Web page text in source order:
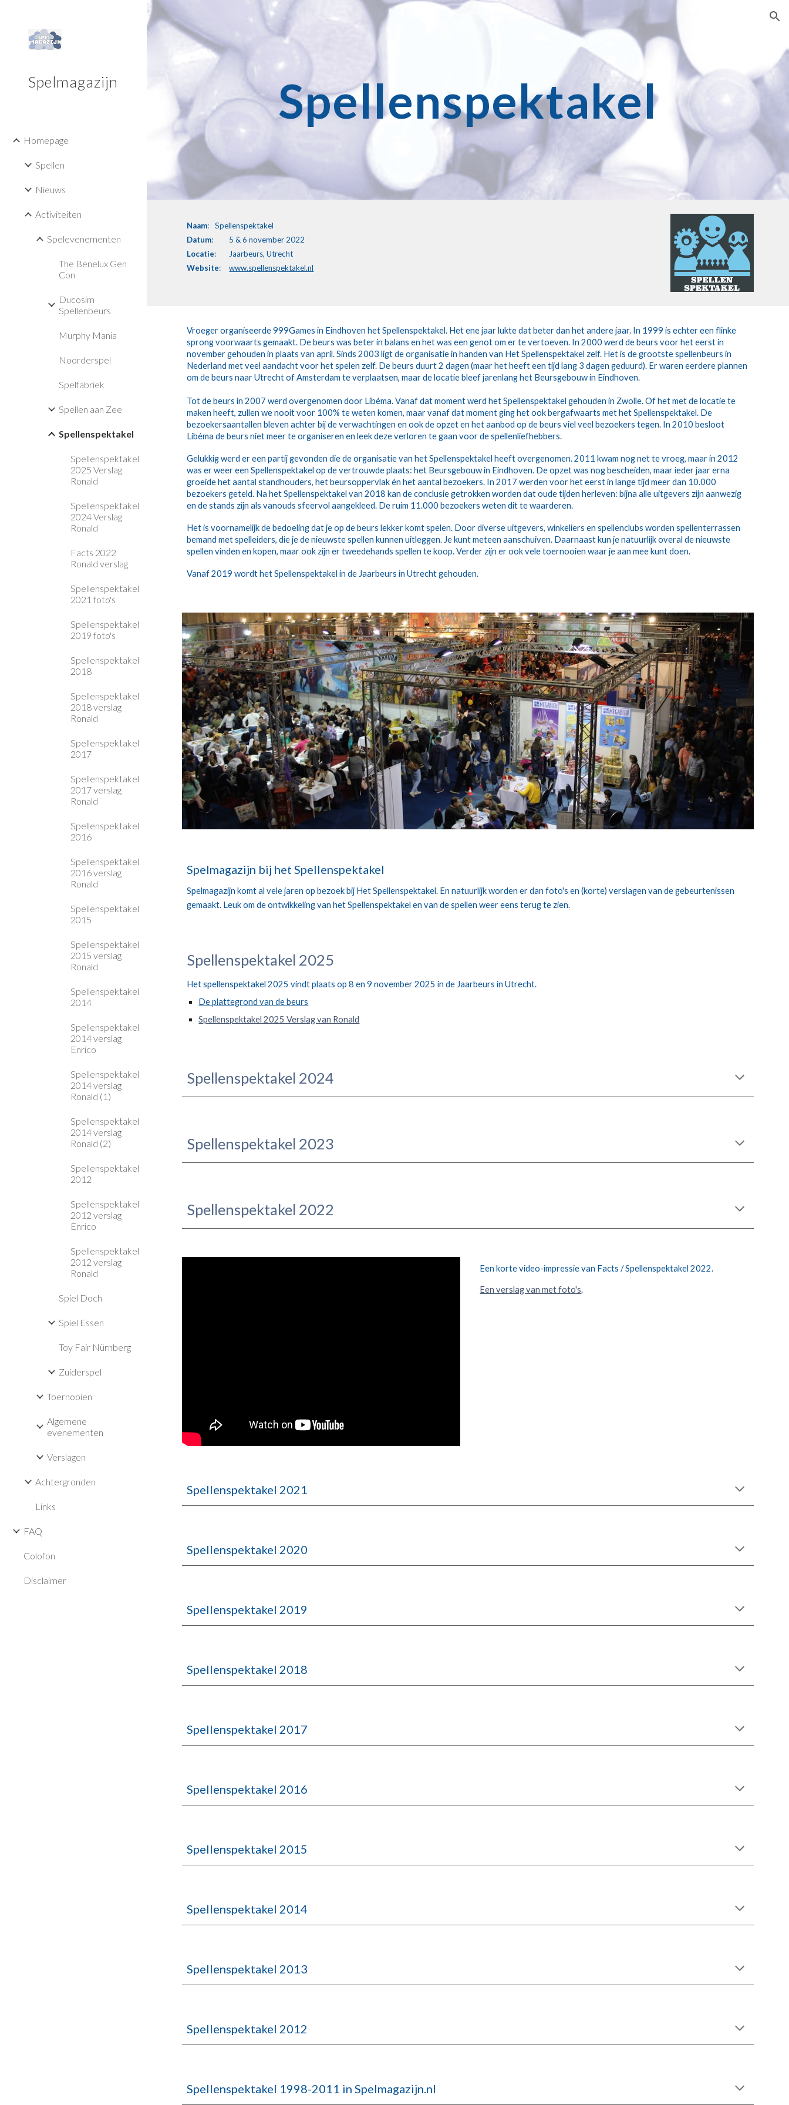
Skip to main content
Spelmagazijn
Homepage
Spellen
Nieuws
Activiteiten
Spelevenementen
The Benelux Gen
Con
Ducosim
Spellenbeurs
Murphy Mania
Noorderspel
Spelfabriek
Spellen aan Zee
Spellenspektakel
Spellenspektakel
2025 Verslag
Ronald
Spellenspektakel
2024 Verslag
Ronald
Facts 2022
Ronald verslag
Spellenspektakel
2021 foto's
Spellenspektakel
2019 foto's
Spellenspektakel
2018
Spellenspektakel
2018 verslag
Ronald
Spellenspektakel
2017
Spellenspektakel
2017 verslag
Ronald
Spellenspektakel
2016
Spellenspektakel
2016 verslag
Ronald
Spellenspektakel
2015
Spellenspektakel
2015 verslag
Ronald
Spellenspektakel
2014
Spellenspektakel
2014 verslag
Enrico
Spellenspektakel
2014 verslag
Ronald (1)
Spellenspektakel
2014 verslag
Ronald (2)
Spellenspektakel
2012
Spellenspektakel
2012 verslag
Enrico
Spellenspektakel
2012 verslag
Ronald
Spiel Doch
Spiel Essen
Toy Fair Nürnberg
Zuiderspel
Toernooien
Algemene
evenementen
Verslagen
Achtergronden
Links
FAQ
Colofon
Disclaimer
Spellenspektakel
Naam:
Spellenspektakel
Datum:
5 & 6 november 2022
Locatie:
Jaarbeurs, Utrecht
Website: www.spellenspektakel.nl
Vroeger organiseerde 999Games in Eindhoven het Spellenspektakel. Het ene jaar lukte dat beter dan het andere jaar. In 1999 is echter een flinke
sprong voorwaarts gemaakt. De beurs was beter in balans en het was een genot om er te vertoeven. In 2000 werd de beurs voor het eerst in
november gehouden in plaats van april. Sinds 2003 ligt de organisatie in handen van Het Spellenspektakel zelf. Het is de grootste spellenbeurs in
Nederland met veel aandacht voor het spelen zelf. De beurs duurt 2 dagen (maar het heeft een tijd lang 3 dagen geduurd). Er waren eerdere plannen
om de beurs naar Utrecht of Amsterdam te verplaatsen, maar de locatie bleef jarenlang het Beursgebouw in Eindhoven.
Tot de beurs in 2007 werd overgenomen door Libéma. Vanaf dat moment werd het Spellenspektakel gehouden in Zwolle. Of het met de locatie te
maken heeft, zullen we nooit voor 100% te weten komen, maar vanaf dat moment ging het ook bergafwaarts met het Spellenspektakel. De
bezoekersaantallen bleven achter bij de verwachtingen en ook de opzet en het aanbod op de beurs viel veel bezoekers tegen. In 2010 besloot
Libéma de beurs niet meer te organiseren en leek deze verloren te gaan voor de spellenliefhebbers.
Gelukkig werd er een partij gevonden die de organisatie van het Spellenspektakel heeft overgenomen. 2011 kwam nog net te vroeg, maar in 2012
was er weer een Spellenspektakel op de vertrouwde plaats: het Beursgebouw in Eindhoven. De opzet was nog bescheiden, maar ieder jaar erna
groeide het aantal standhouders, het beursoppervlak én het aantal bezoekers. In 2017 werden voor het eerst in lange tijd meer dan 10.000
bezoekers geteld. Na het Spellenspektakel van 2018 kan de conclusie getrokken worden dat oude tijden herleven: bijna alle uitgevers zijn aanwezig
en de stands zijn als vanouds sfeervol aangekleed. De ruim 11.000 bezoekers weten dit te waarderen.
Het is voornamelijk de bedoeling dat je op de beurs lekker komt spelen. Door diverse uitgevers, winkeliers en spellenclubs worden spellenterrassen
bemand met spelleiders, die je de nieuwste spellen kunnen uitleggen. Je kunt meteen aanschuiven. Daarnaast kun je natuurlijk overal de nieuwste
spellen vinden en kopen, maar ook zijn er tweedehands spellen te koop. Verder zijn er ook vele toernooien waar je aan mee kunt doen.
Vanaf 2019 wordt het Spellenspektakel in de Jaarbeurs in Utrecht gehouden.
Spelmagazijn bij het Spellenspektakel
Spelmagazijn komt al vele jaren op bezoek bij Het Spellenspektakel. En natuurlijk worden er dan foto's en (korte) verslagen van de gebeurtenissen
gemaakt. Leuk om de ontwikkeling van het Spellenspektakel en van de spellen weer eens terug te zien.
Spellenspektakel 2025
Het spellenspektakel 2025 vindt plaats op 8 en 9 november 2025 in de Jaarbeurs in Utrecht.
De plattegrond van de beurs
Spellenspektakel 2025 Verslag van Ronald
Spellenspektakel 2024
Spellenspektakel 2023
Spellenspektakel 2022
Een korte video-impressie van Facts / Spellenspektakel 2022.
Een verslag van met foto's.
Spellenspektakel 2021
Spellenspektakel 2020
Spellenspektakel 2019
Spellenspektakel 2018
Spellenspektakel 2017
Spellenspektakel 2016
Spellenspektakel 2015
Spellenspektakel 2014
Spellenspektakel 2013
Spellenspektakel 2012
Spellenspektakel 1998-2011 in Spelmagazijn.nl